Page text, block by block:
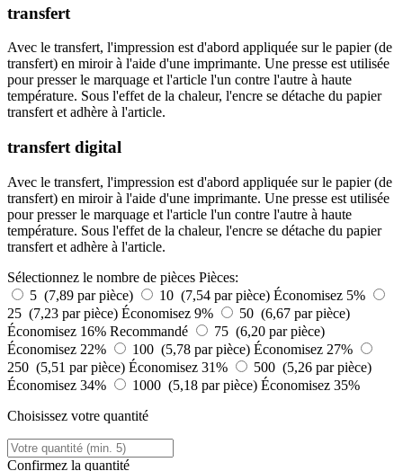
transfert
Avec le transfert, l'impression est d'abord appliquée sur le papier (de
transfert) en miroir à l'aide d'une imprimante. Une presse est utilisée
pour presser le marquage et l'article l'un contre l'autre à haute
température. Sous l'effet de la chaleur, l'encre se détache du papier
transfert et adhère à l'article.
transfert digital
Avec le transfert, l'impression est d'abord appliquée sur le papier (de
transfert) en miroir à l'aide d'une imprimante. Une presse est utilisée
pour presser le marquage et l'article l'un contre l'autre à haute
température. Sous l'effet de la chaleur, l'encre se détache du papier
transfert et adhère à l'article.
Sélectionnez le nombre de pièces Pièces:
5 (7,89 par pièce)
10 (7,54 par pièce) Économisez 5%
25 (7,23 par pièce) Économisez 9%
50 (6,67 par pièce)
Économisez 16% Recommandé
75 (6,20 par pièce)
Économisez 22%
100 (5,78 par pièce) Économisez 27%
250 (5,51 par pièce) Économisez 31%
500 (5,26 par pièce)
Économisez 34%
1000 (5,18 par pièce) Économisez 35%
Choisissez votre quantité
Confirmez la quantité